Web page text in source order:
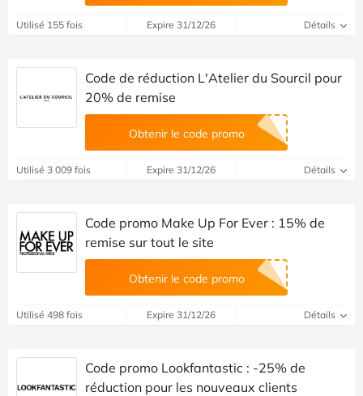
Utilisé 155 fois Expire 31/12/26 Détails
Code de réduction L'Atelier du Sourcil pour
20% de remise
Obtenir le code promo
Utilisé 3 009 fois Expire 31/12/26 Détails
Code promo Make Up For Ever : 15% de
remise sur tout le site
Obtenir le code promo
Utilisé 498 fois Expire 31/12/26 Détails
Code promo Lookfantastic : -25% de
réduction pour les nouveaux clients